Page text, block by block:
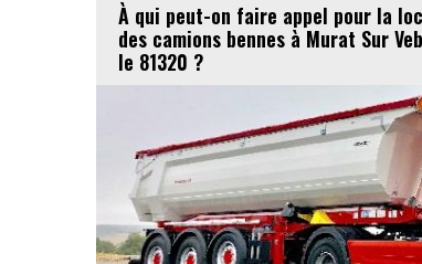
À qui peut-on faire appel pour la
des camions bennes à Murat Sur
le 81320 ?